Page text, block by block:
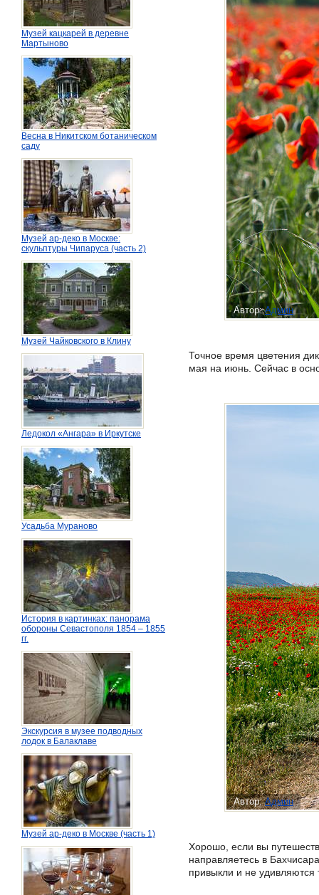
Музей кацкарей в деревне
Мартыново
Весна в Никитском ботаническом
саду
Музей ар-деко в Москве:
скульптуры Чипаруса (часть 2)
Музей Чайковского в Клину
Ледокол «Ангара» в Иркутске
Усадьба Мураново
История в картинках: панорама
обороны Севастополя 1854 – 1855
гг.
Экскурсия в музее подводных
лодок в Балаклаве
Музей ар-деко в Москве (часть 1)
Автор:Админ
Точное время цветения
мая на июнь. Сейчас в
Автор:Админ
Хорошо, если вы
направляетесь в
привыкли и не